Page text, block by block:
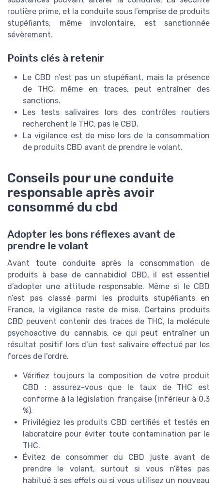
routière prime, et la conduite sous l’emprise de produits
stupéfiants, même involontaire, est sanctionnée
sévèrement.
Points clés à retenir
Le CBD n’est pas un stupéfiant, mais la présence
de THC, même en traces, peut entraîner des
sanctions.
Les tests salivaires lors des contrôles routiers
recherchent le THC, pas le CBD.
La vigilance est de mise lors de la consommation
de produits CBD avant de prendre le volant.
Conseils pour une conduite
responsable après avoir
consommé du cbd
Adopter les bons réflexes avant de
prendre le volant
Avant toute conduite après la consommation de
produits à base de cannabidiol CBD, il est essentiel
d’adopter une attitude responsable. Même si le CBD
n’est pas classé parmi les produits stupéfiants en
France, la vigilance reste de mise. Certains produits
CBD peuvent contenir des traces de THC, la molécule
psychoactive du cannabis, ce qui peut entraîner un
résultat positif lors d’un test salivaire effectué par les
forces de l’ordre.
Vérifiez toujours la composition de votre produit
CBD : assurez-vous que le taux de THC est
conforme à la législation française (inférieur à 0,3
%).
Privilégiez les produits CBD certifiés et testés en
laboratoire pour éviter toute contamination par le
THC.
Évitez de consommer du CBD juste avant de
prendre le volant, surtout si vous n’êtes pas
habitué à ses effets ou si vous utilisez un nouveau